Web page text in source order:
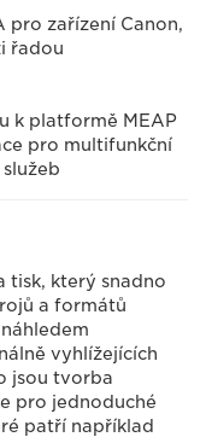
pro zařízení Canon,
řadou
k platformě MEAP
pro multifunkční
tisk, který snadno
a formátů
vyhlížejících
jsou tvorba
pro jednoduché
patří například